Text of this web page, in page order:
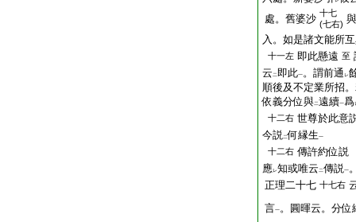
處。舊婆沙 十七
(七右) 與
入。如是諸文能所
十一左 即此懸遠 至
云 二 即此一。謂前通 レ
順後及不定業所招
依義分位與二遠續一爲
十二右 世尊於此意
今説二何縁生一
十二右 傳許約位説
應レ知或唯云 二傳説一
正理二十七 十七右
言一。圓暉云。分位